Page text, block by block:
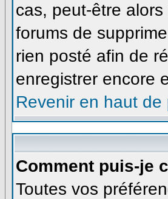
cas, peut-être
forums de
rien posté afin de
enregistrer encore
Revenir en haut de
Comment puis-je
Toutes vos